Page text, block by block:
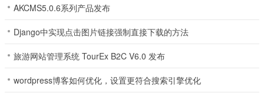
AKCMS5.0.6系列产品发布
Django中实现点击图片链接强制直接下载的方法
旅游网站管理系统 TourEx B2C V6.0 发布
wordpress博客如何优化，设置更符合搜索引擎优化